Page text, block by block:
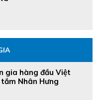
gia hàng đầu Việt
Nhân Hưng